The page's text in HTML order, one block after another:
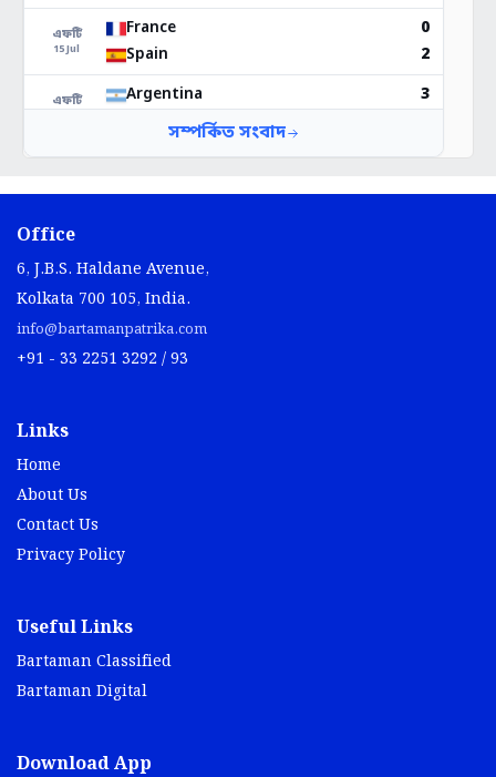
Office
6, J.B.S. Haldane Avenue,
Kolkata 700 105, India.
info@bartamanpatrika.com
+91 - 33 2251 3292 / 93
Links
Home
About Us
Contact Us
Privacy Policy
Useful Links
Bartaman Classified
Bartaman Digital
Download App